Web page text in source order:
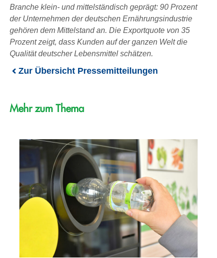
Branche klein- und mittelständisch geprägt: 90 Prozent
der Unternehmen der deutschen Ernährungsindustrie
gehören dem Mittelstand an. Die Exportquote von 35
Prozent zeigt, dass Kunden auf der ganzen Welt die
Qualität deutscher Lebensmittel schätzen.
Zur Übersicht Pressemitteilungen
Mehr zum Thema